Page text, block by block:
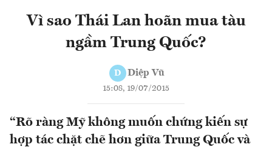
Vì sao Thái Lan hoãn mua tàu
ngầm Trung Quốc?
D Diệp Vũ
15:08, 19/07/2015
“Rõ ràng Mỹ không muốn chứng kiến sự
hợp tác chặt chẽ hơn giữa Trung Quốc và